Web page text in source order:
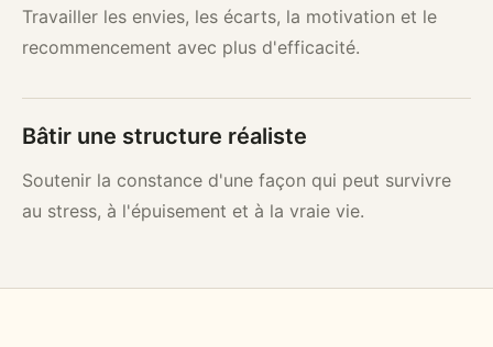
Travailler les envies, les écarts, la motivation et le
recommencement avec plus d'efficacité.
Bâtir une structure réaliste
Soutenir la constance d'une façon qui peut survivre
au stress, à l'épuisement et à la vraie vie.